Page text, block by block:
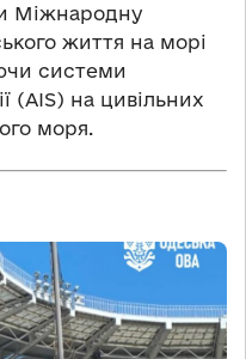
Міжнародну
життя на морі
системи
(AIS) на цивільних
моря.